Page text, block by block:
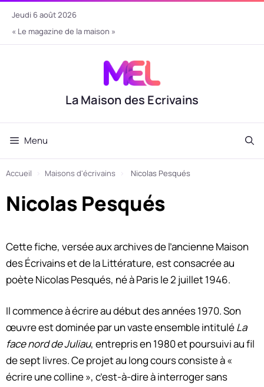
jeudi 6 août 2026
« Le magazine de la maison »
La Maison des Ecrivains
Menu
Accueil Maisons d'écrivains Nicolas Pesqués
Nicolas Pesqués
Cette fiche, versée aux archives de l’ancienne Maison
des Écrivains et de la Littérature, est consacrée au
poète Nicolas Pesqués, né à Paris le 2 juillet 1946.
Il commence à écrire au début des années 1970. Son
œuvre est dominée par un vaste ensemble intituléLa
face nord de Juliau, entrepris en 1980 et poursuivi au fil
de sept livres. Ce projet au long cours consiste à «
écrire une colline », c’est-à-dire à interroger sans